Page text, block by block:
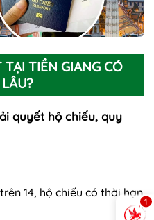
TẠI TIỀN GIANG CÓ
quyết hộ chiếu, quy
14, hộ chiếu có thời hạn
1